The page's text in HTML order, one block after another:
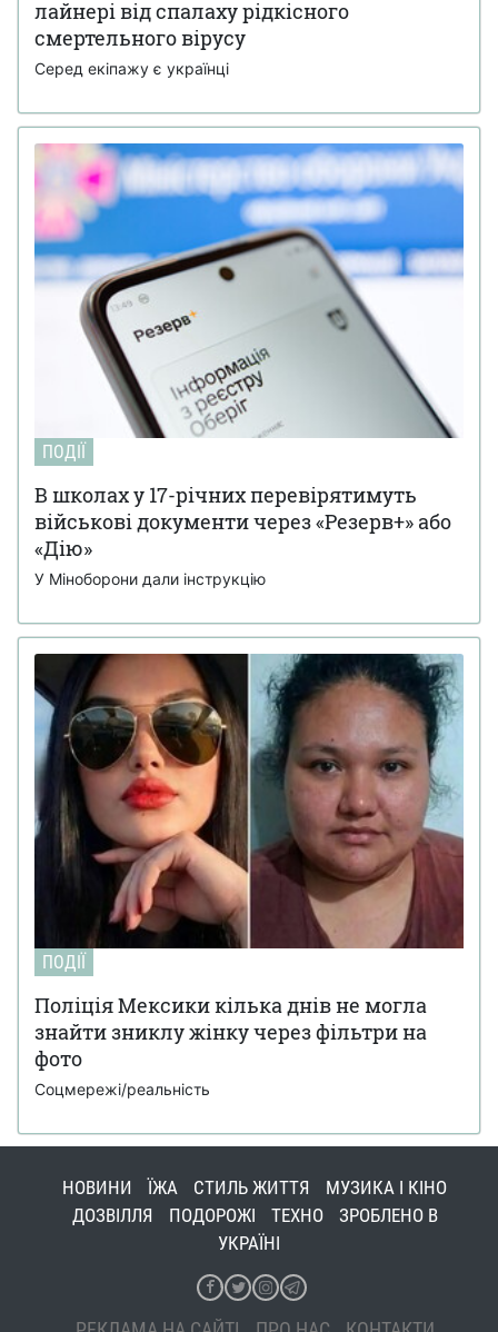
лайнері від спалаху рідкісного
смертельного вірусу
Серед екіпажу є українці
ПОДІЇ
В школах у 17-річних перевірятимуть
військові документи через «Резерв+» або
«Дію»
У Міноборони дали інструкцію
ПОДІЇ
Поліція Мексики кілька днів не могла
знайти зниклу жінку через фільтри на
фото
Соцмережі/реальність
НОВИНИ ЇЖА СТИЛЬ ЖИТТЯ
МУЗИКА І КІНО
ДОЗВІЛЛЯ
ПОДОРОЖІ ТЕХНО
ЗРОБЛЕНО В
УКРАЇНІ